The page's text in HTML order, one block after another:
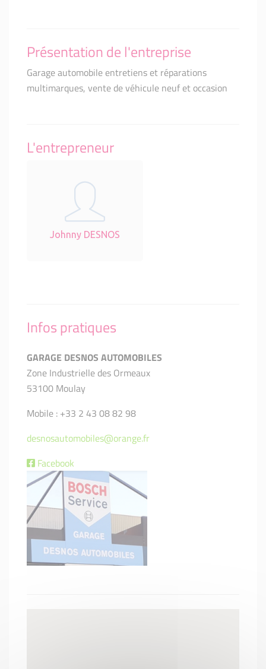
Présentation de l'entreprise
Garage automobile entretiens et réparations
multimarques, vente de véhicule neuf et occasion
L'entrepreneur
Johnny DESNOS
Infos pratiques
GARAGE DESNOS AUTOMOBILES
Zone Industrielle des Ormeaux
53100 Moulay
Mobile : +33 2 43 08 82 98
desnosautomobiles@orange.fr
Facebook